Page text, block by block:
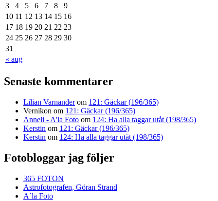
« aug
3
4 5 6 7 8
9
10 11 12 13 14 15 16
17 18 19 20 21 22 23
24 25 26 27 28 29 30
31
Senaste kommentarer
Lilian Varnanderom 121: Gäckar (196/365)
Vernikon om 121: Gäckar (196/365)
Anneli - A'la Foto om 124: Ha alla taggar utåt (198/365)
Kerstin om 121: Gäckar (196/365)
Kerstin om 124: Ha alla taggar utåt (198/365)
Fotobloggar jag följer
365 FOTON
Astrofotografen, Göran Strand
A´la Foto